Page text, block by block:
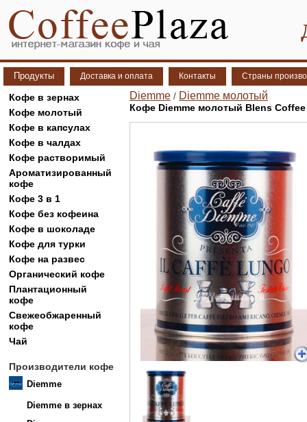
Продукты Доставка и оплата Контакты Страны
Кофе в зернах
Кофе молотый
Кофе в капсулах
Кофе в чалдах
Кофе растворимый
Ароматизированный
кофе
Кофе 3 в 1
Кофе без кофеина
Кофе в шоколаде
Кофе для турки
Кофе на развес
Органический кофе
Плантационный
кофе
Свежеобжаренный
кофе
Чай
Производители кофе
Diemme
Diemme в зернах
Diemme / Diemme молотый
Кофе Diemme молотый Blens